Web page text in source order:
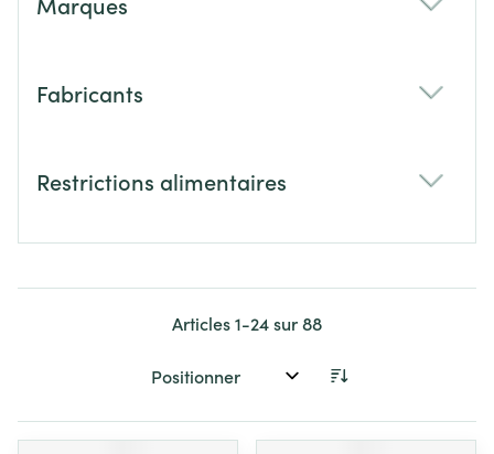
Fabricants
Restrictions alimentaires
Articles1-24sur88
Trier par: